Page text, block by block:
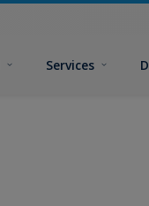
Services